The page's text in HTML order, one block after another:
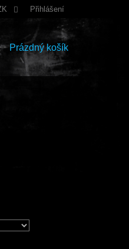
Přihlášení
NÁKUPNÍ
KOŠÍK
Prázdný košík